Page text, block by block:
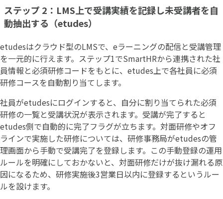
ステップ 2：LMS上で受講実績を記録し未受講者を自
動抽出する（etudes）
etudesはクラウド型のLMSで、eラーニングの配信と受講管理
を一元的に行えます。ステップ1でSmartHRから連携された社
員情報と必須研修コードをもとに、etudes上で各社員に必須
研修コースを自動割り当てします。
社員がetudesにログインすると、自分に割り当てられた必須
研修の一覧と受講状況が表示されます。受講が完了すると
etudes側で自動的に完了フラグが立ちます。対面研修やオフ
ラインで実施した研修については、研修事務局がetudesの管
理画面から手動で受講完了を登録します。この手動登録の運用
ルールを明確にしておかないと、対面研修だけが抜け漏れる原
因になるため、研修実施後3営業日以内に登録するというルー
ルを設けます。